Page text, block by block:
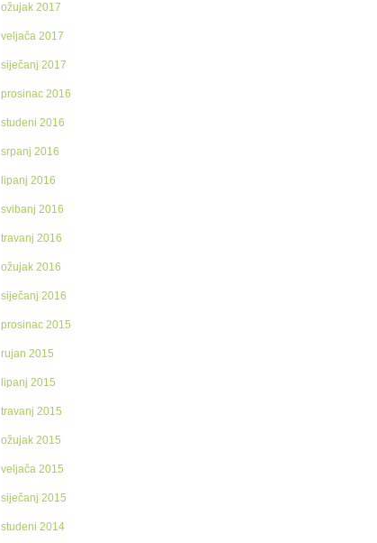
ožujak 2017
veljača 2017
siječanj 2017
prosinac 2016
studeni 2016
srpanj 2016
lipanj 2016
svibanj 2016
travanj 2016
ožujak 2016
siječanj 2016
prosinac 2015
rujan 2015
lipanj 2015
travanj 2015
ožujak 2015
veljača 2015
siječanj 2015
studeni 2014